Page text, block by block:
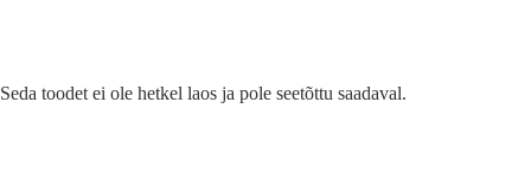
Seda toodet ei ole hetkel laos ja pole seetõttu saadaval.